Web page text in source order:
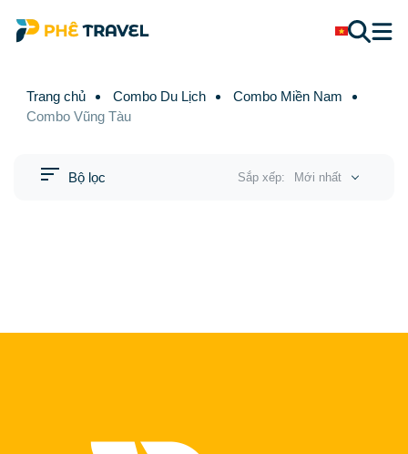
Trang chủ Combo Du Lịch
Combo Miền Nam
Combo Vũng Tàu
Bộ lọc Sắp xếp: Mới nhất